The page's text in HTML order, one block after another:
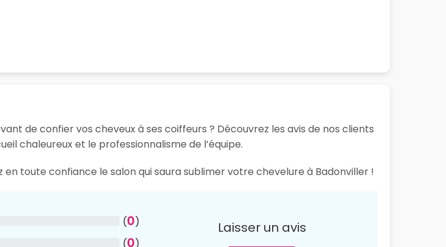
de confier vos cheveux à ses coiffeurs ? Découvrez les avis de nos clients
chaleureux et le professionnalisme de l’équipe.
toute confiance le salon qui saura sublimer votre chevelure à Badonviller !
(0)
(0)
Laisser un avis